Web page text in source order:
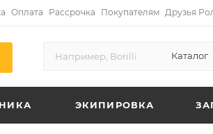
Оплата Рассрочка Покупателям Друзья
Каталог
ЭКИПИРОВКА